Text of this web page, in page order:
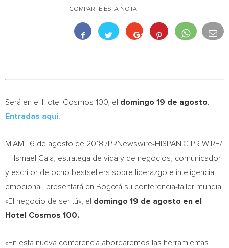
COMPARTE ESTA NOTA
Será en el Hotel Cosmos 100, el domingo 19 de agosto
Entradas aquí
MIAMI
, 6 de agosto de 2018 /PRNewswire-HISPANIC PR WIRE/
— Ismael Cala , estratega de vida y de negocios, comunicador
y escritor de ocho bestsellers sobre liderazgo e inteligencia
emocional, presentará en Bogotá su conferencia-taller mundial
«El negocio de ser tú», el domingo 19 de agosto en el
Hotel Cosmos 100.
«En esta nueva conferencia abordaremos las herramientas